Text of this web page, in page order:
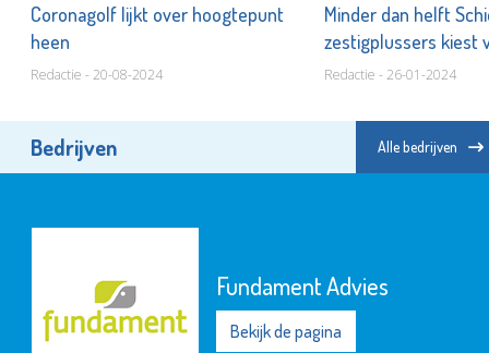
Coronagolf lijkt over hoogtepunt
heen
Redactie - 20-08-2024
Minder dan helft
zestigplussers kiest
Redactie - 26-01-2024
Bedrijven Alle bedrijven
Fundament Advies
Bekijk de pagina